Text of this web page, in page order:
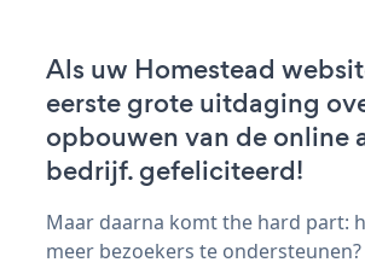
Als uw Homestead
eerste grote uitdaging
opbouwen van de online
bedrijf. gefeliciteerd!
Maar daarna komt the hard part:
meer bezoekers te ondersteunen?